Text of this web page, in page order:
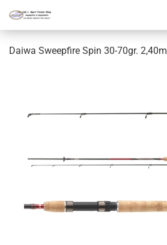
Daiwa Sweepfire Spin 30-70gr. 2,40m